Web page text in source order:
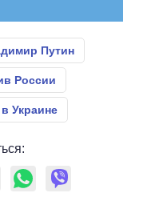
Путин
России
Украине